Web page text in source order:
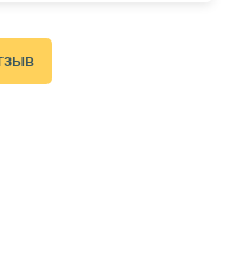
оказался
в Москве, в
дорогого нам